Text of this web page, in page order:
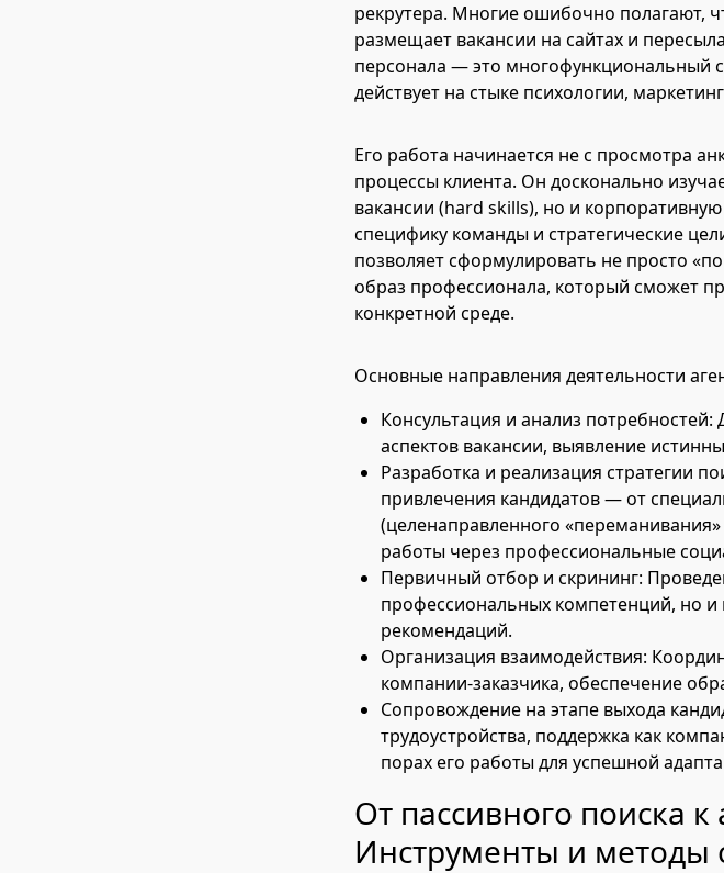
рекрутера. Многие ошибочно полагают,
размещает вакансии на сайтах и
персонала — это многофункциональный
действует на стыке психологии,
Его работа начинается не с просмотра
процессы клиента. Он досконально
вакансии (hard skills), но и
специфику команды и стратегические
позволяет сформулировать не просто
образ профессионала, который сможет
конкретной среде.
Основные направления деятельности
Консультация и анализ
аспектов вакансии, выявление
Разработка и реализация стратегии
привлечения кандидатов — от
(целенаправленного
работы через профессиональные
Первичный отбор и скрининг:
профессиональных компетенций, но и
рекомендаций.
Организация взаимодействия:
компании-заказчика, обеспечение
Сопровождение на этапе выхода
трудоустройства, поддержка как
порах его работы для успешной
От пассивного поиска к
Инструменты и методы